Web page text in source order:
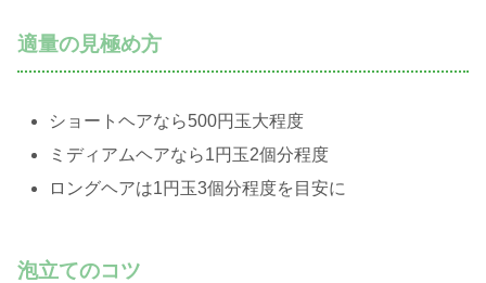
適量の見極め方
ショートヘアなら500円玉大程度
ミディアムヘアなら1円玉2個分程度
ロングヘアは1円玉3個分程度を目安に
泡立てのコツ